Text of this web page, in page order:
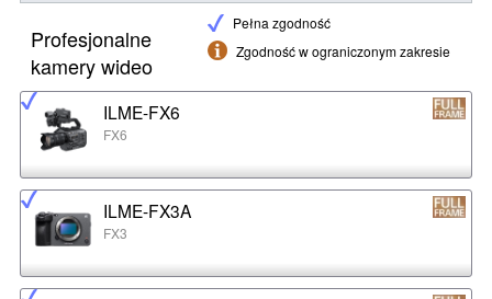
Pełna zgodność
Zgodność w ograniczonym zakresie
Profesjonalne
kamery wideo
ILME-FX6
FX6
ILME-FX3A
FX3